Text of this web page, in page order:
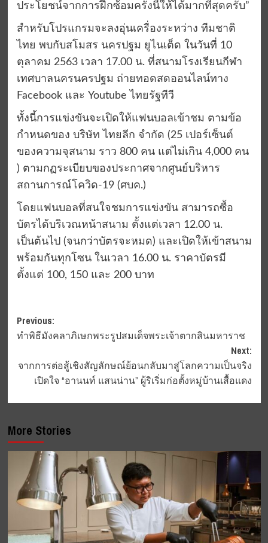
ประโยชน์จากการฝึกซ้อมครั้งนี้ให้ได้มากที่สุดครับ”
สำหรับโปรแกรมจะลงอุ่นเครื่องระหว่าง ทีมชาติ
ไทย พบกับสโมสร นครปฐม ยูไนเต็ด ในวันที่ 10
ตุลาคม 2563 เวลา 17.00 น. ที่สนามโรงเรียนกีฬา
เทศบาลนครนครปฐม ถ่ายทอดสดออนไลน์ทาง
Facebook และ Youtube ไทยรัฐทีวี
ทั้งนี้การแข่งขันจะเปิดให้แฟนบอลเข้าชม ตามข้อ
กำหนดของ บริษัท ไทยลีก จำกัด (25 เปอร์เซ็นต์
ของความจุสนาม ราว 800 คน แต่ไม่เกิน 4,000 คน
) ตามกฏระเบียบของประกาศจากศูนย์บริหาร
สถานการณ์โควิด-19 (ศบค.)
โดยแฟนบอลที่สนใจชมการแข่งขัน สามารถซื้อ
บัตรได้บริเวณหน้าสนาม ตั้งแต่เวลา 12.00 น.
เป็นต้นไป (จนกว่าบัตรจะหมด) และเปิดให้เข้าสนาม
พร้อมกันทุกโซน ในเวลา 16.00 น. ราคาบัตรมี
ตั้งแต่ 100, 150 และ 200 บาท
Post
navigation
Previous:
ทำพิธีมังคลาภิเษกพระรูปสมเด็จพระเจ้าตากสินมหาราช
Next:
จากการต่อสู้เชิงสัญลักษณ์ย้อนกลับมาสู่โลกความเป็นจริง
เปิดใจ “อานนท์ แสนน่าน” ผู้ริเริ่มก่อตั้งหมู่บ้านเสื้อแดง
More Stories